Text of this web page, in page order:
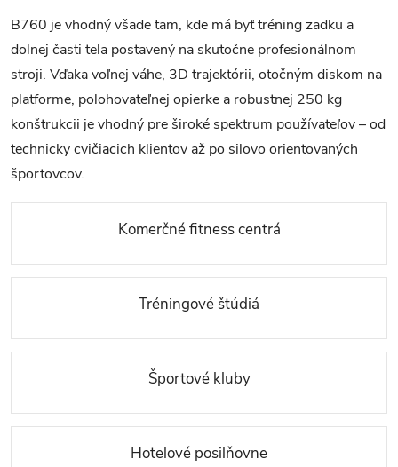
B760 je vhodný všade tam, kde má byť tréning zadku a
dolnej časti tela postavený na skutočne profesionálnom
stroji. Vďaka voľnej váhe, 3D trajektórii, otočným diskom na
platforme, polohovateľnej opierke a robustnej 250 kg
konštrukcii je vhodný pre široké spektrum používateľov – od
technicky cvičiacich klientov až po silovo orientovaných
športovcov.
Komerčné fitness centrá
Tréningové štúdiá
Športové kluby
Hotelové posilňovne